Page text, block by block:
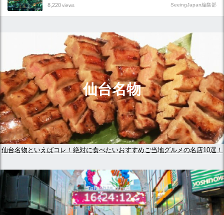
8,220views SeeingJapan編集部
仙台名物
仙台名物といえばコレ！絶対に食べたいおすすめご当地グルメの名店10選！